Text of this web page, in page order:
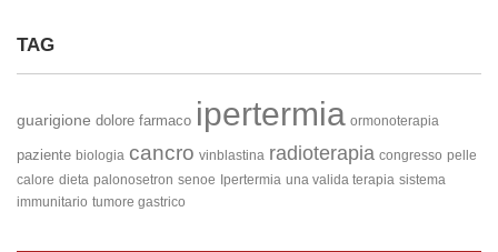
TAG
guarigione dolore farmaco ipertermia ormonoterapia
paziente biologia cancro vinblastina radioterapia congresso pelle
calore dieta palonosetron senoe Ipertermia una valida terapia sistema
immunitario tumore gastrico